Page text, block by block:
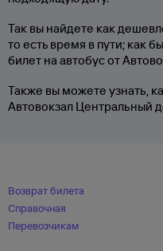
Так вы найдете как
то есть время в пути; как
билет на автобус от
Также вы можете узнать,
Автовокзал Центральный
Возврат билета
Справочная
Перевозчикам